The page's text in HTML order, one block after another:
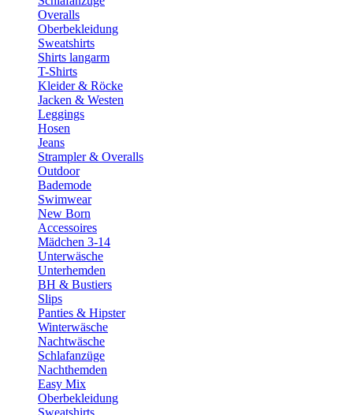
Overalls
Oberbekleidung
Sweatshirts
Shirts langarm
T-Shirts
Kleider & Röcke
Jacken & Westen
Leggings
Hosen
Jeans
Strampler & Overalls
Outdoor
Bademode
Swimwear
New Born
Accessoires
Mädchen 3-14
Unterwäsche
Unterhemden
BH & Bustiers
Slips
Panties & Hipster
Winterwäsche
Nachtwäsche
Schlafanzüge
Nachthemden
Easy Mix
Oberbekleidung
Sweatshirts